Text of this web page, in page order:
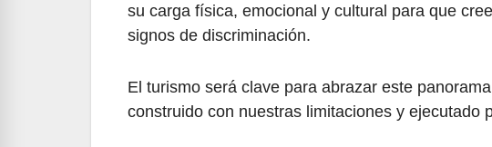
su carga física, emocional y cultural para que
signos de discriminación.
El turismo será clave para abrazar este
construido con nuestras limitaciones y ejecutado